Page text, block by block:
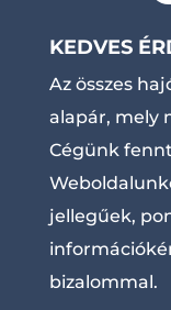
KEDVES
Az összes
alapár, mely
Cégünk
jellegűek,
bizalommal.